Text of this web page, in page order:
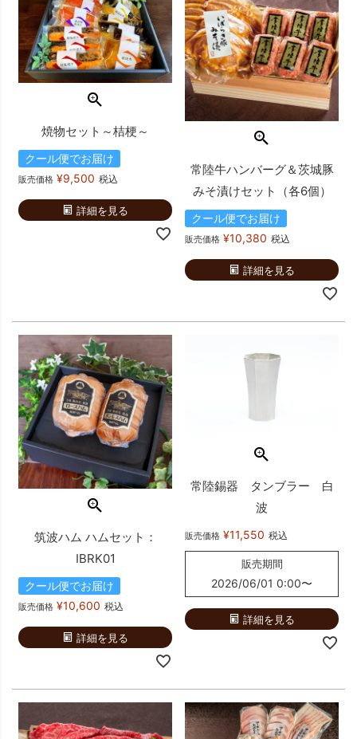
焼物セット～桔梗～
クール便でお届け
販売価格 ¥9,500 税込
詳細を見る
常陸牛ハンバーグ＆茨城豚
みそ漬けセット（各6個）
クール便でお届け
販売価格 ¥10,380 税込
詳細を見る
筑波ハム ハムセット：
IBRK01
クール便でお届け
販売価格 ¥10,600 税込
詳細を見る
常陸錫器 タンブラー 白
波
販売価格 ¥11,550 税込
販売期間
2026/06/01 0:00〜
詳細を見る